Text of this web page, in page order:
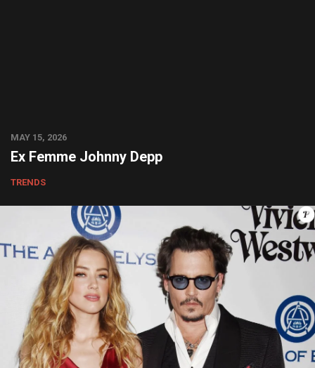
MAY 15, 2026
Ex Femme Johnny Depp
TRENDS